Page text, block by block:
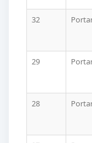
32
29
28